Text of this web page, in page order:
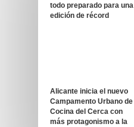
todo preparado para una
edición de récord
Alicante inicia el nuevo
Campamento Urbano de
Cocina del Cerca con
más protagonismo a la